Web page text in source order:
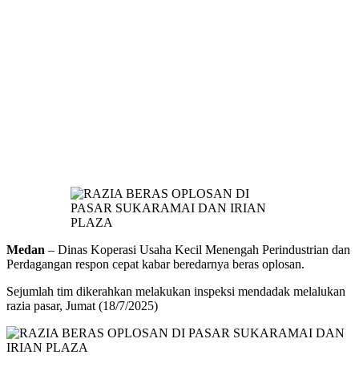
Medan – Dinas Koperasi Usaha Kecil Menengah Perindustrian dan
Perdagangan respon cepat kabar beredarnya beras oplosan.
Sejumlah tim dikerahkan melakukan inspeksi mendadak melalukan
razia pasar, Jumat (18/7/2025)